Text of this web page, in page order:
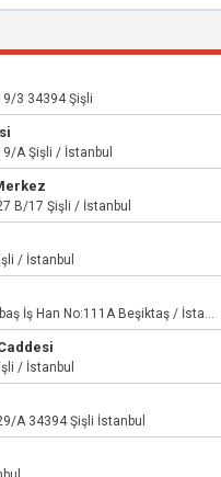
3 34394 Şişli
A Şişli / İstanbul
B/17 Şişli / İstanbul
/ İstanbul
Esentepe Mah. Büyükdere Cad. Kocabaş İş Han No:111A Beşiktaş / İstanbul
/ İstanbul
A 34394 Şişli İstanbul